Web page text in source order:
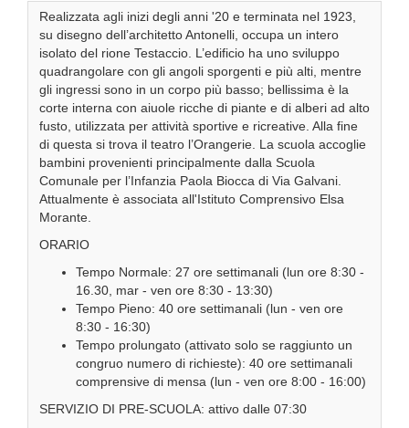
Realizzata agli inizi degli anni '20 e terminata nel 1923,
su disegno dell’architetto Antonelli, occupa un intero
isolato del rione Testaccio. L’edificio ha uno sviluppo
quadrangolare con gli angoli sporgenti e più alti, mentre
gli ingressi sono in un corpo più basso; bellissima è la
corte interna con aiuole ricche di piante e di alberi ad alto
fusto, utilizzata per attività sportive e ricreative. Alla fine
di questa si trova il teatro l’Orangerie. La scuola accoglie
bambini provenienti principalmente dalla Scuola
Comunale per l’Infanzia Paola Biocca di Via Galvani.
Attualmente è associata all'Istituto Comprensivo Elsa
Morante.
ORARIO
Tempo Normale: 27 ore settimanali (lun ore 8:30 -
16.30, mar - ven ore 8:30 - 13:30)
Tempo Pieno: 40 ore settimanali (lun - ven ore
8:30 - 16:30)
Tempo prolungato (attivato solo se raggiunto un
congruo numero di richieste): 40 ore settimanali
comprensive di mensa (lun - ven ore 8:00 - 16:00)
SERVIZIO DI PRE-SCUOLA: attivo dalle 07:30